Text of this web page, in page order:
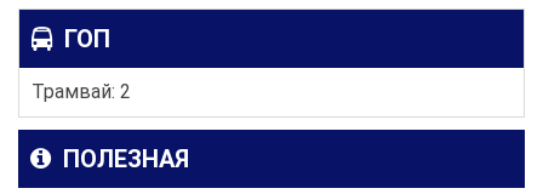
ГОП
Трамвай: 2
ПОЛЕЗНАЯ